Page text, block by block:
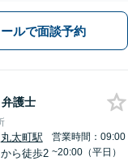
ールで面談予約
弁護士
丸太町駅
から徒歩2
営業時間：09:00
~20:00（平日）